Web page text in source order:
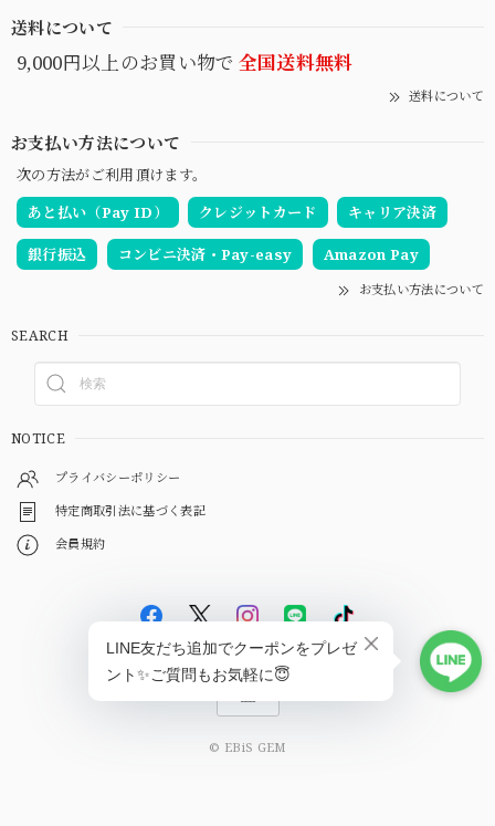
送料について
9,000円以上のお買い物で 全国送料無料
送料について
お支払い方法について
次の方法がご利用頂けます。
あと払い（Pay ID）
クレジットカード キャリア決済
銀行振込 コンビニ決済・Pay-easy Amazon Pay
お支払い方法について
SEARCH
NOTICE
プライバシーポリシー
特定商取引法に基づく表記
会員規約
© EBiS GEM